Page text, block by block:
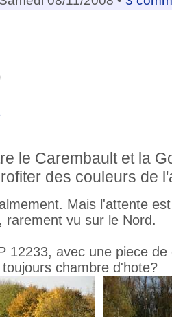
le Carembault et la
des couleurs de
Mais l'attente
rarement vu sur le Nord.
12233, avec une piece
chambre d'hote?